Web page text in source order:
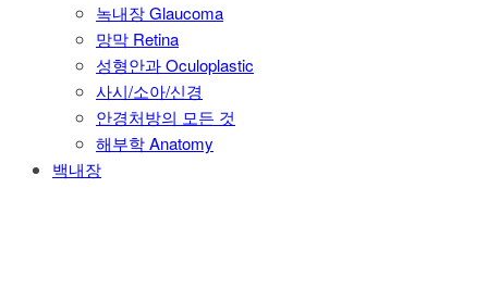
녹내장 Glaucoma
망막 Retina
성형안과 Oculoplastic
사시/소아/신경
안경처방의 모든 것
해부학 Anatomy
백내장